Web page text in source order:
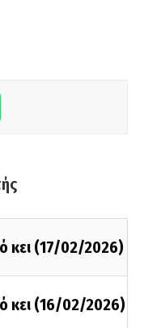
κει (17/02/2026)
κει (16/02/2026)